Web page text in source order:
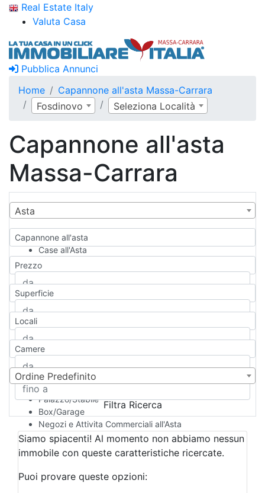
Real Estate Italy
Valuta Casa
Pubblica Annunci
Home
Capannone all'asta Massa-Carrara
Fosdinovo
Seleziona Località
Capannone all'asta
Massa-Carrara
Asta
Capannone all'asta
Case all'Asta
Qualsiasi
Appartamento
Casa indipendente
Casa Semi-indipendente
Attico/Mansarda
Rustico/Casale
Camera d'Albergo
Multiproprietà
Palazzo/Stabile
Box/Garage
Negozi e Attivita Commerciali all'Asta
Qualsiasi
Attività/Licenza Commerciale
Azienda Agricola
Bar/Ristorante
Prezzo
Superficie
Locali
Camere
Ordine Predefinito
Filtra Ricerca
Siamo spiacenti! Al momento non abbiamo nessun
immobile con queste caratteristiche ricercate.
Puoi provare queste opzioni: